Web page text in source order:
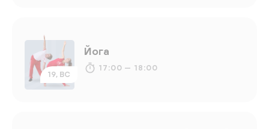
19, ВС
Йога
17:00 — 18:00